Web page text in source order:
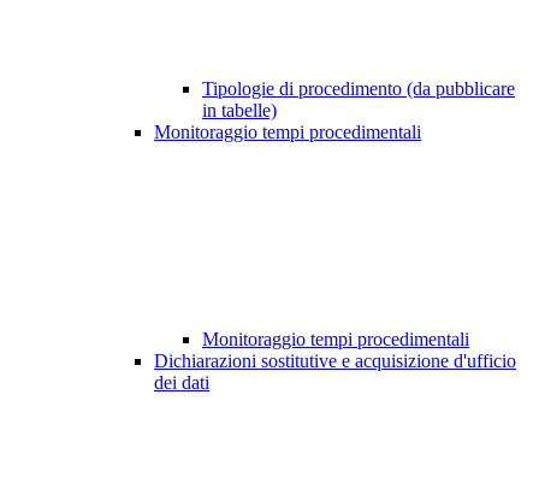
Tipologie di procedimento (da pubblicare
in tabelle)
Monitoraggio tempi procedimentali
Monitoraggio tempi procedimentali
Dichiarazioni sostitutive e acquisizione d'ufficio
dei dati